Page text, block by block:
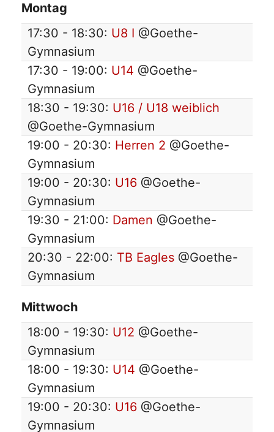
Montag
17:30 - 18:30: U8 I @Goethe-
Gymnasium
17:30 - 19:00: U14 @Goethe-
Gymnasium
18:30 - 19:30: U16 / U18 weiblich
@Goethe-Gymnasium
19:00 - 20:30: Herren 2 @Goethe-
Gymnasium
19:00 - 20:30: U16 @Goethe-
Gymnasium
19:30 - 21:00: Damen @Goethe-
Gymnasium
20:30 - 22:00: TB Eagles @Goethe-
Gymnasium
Mittwoch
18:00 - 19:30: U12 @Goethe-
Gymnasium
18:00 - 19:30: U14 @Goethe-
Gymnasium
19:00 - 20:30: U16 @Goethe-
Gymnasium